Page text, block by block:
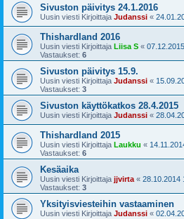
Sivuston päivitys 24.1.2016
Uusin viesti Kirjoittaja Judanssi «
Thishardland 2016
Uusin viesti Kirjoittaja Liisa S «
Vastaukset: 6
Sivuston päivitys 15.9.
Uusin viesti Kirjoittaja Judanssi «
Vastaukset: 3
Sivuston käyttökatkos 28.4.2015
Uusin viesti Kirjoittaja Judanssi «
Thishardland 2015
Uusin viesti Kirjoittaja Laukku «
Vastaukset: 6
Kesäaika
Uusin viesti Kirjoittaja jjvirta « 28.10.2014
Vastaukset: 3
Yksityisviesteihin vastaaminen
Uusin viesti Kirjoittaja Judanssi «